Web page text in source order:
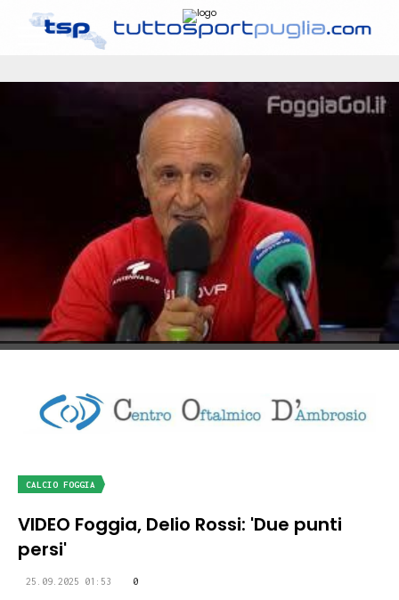
CALCIO FOGGIA
VIDEO Foggia, Delio Rossi: 'Due punti
persi'
25.09.2025 01:53 0